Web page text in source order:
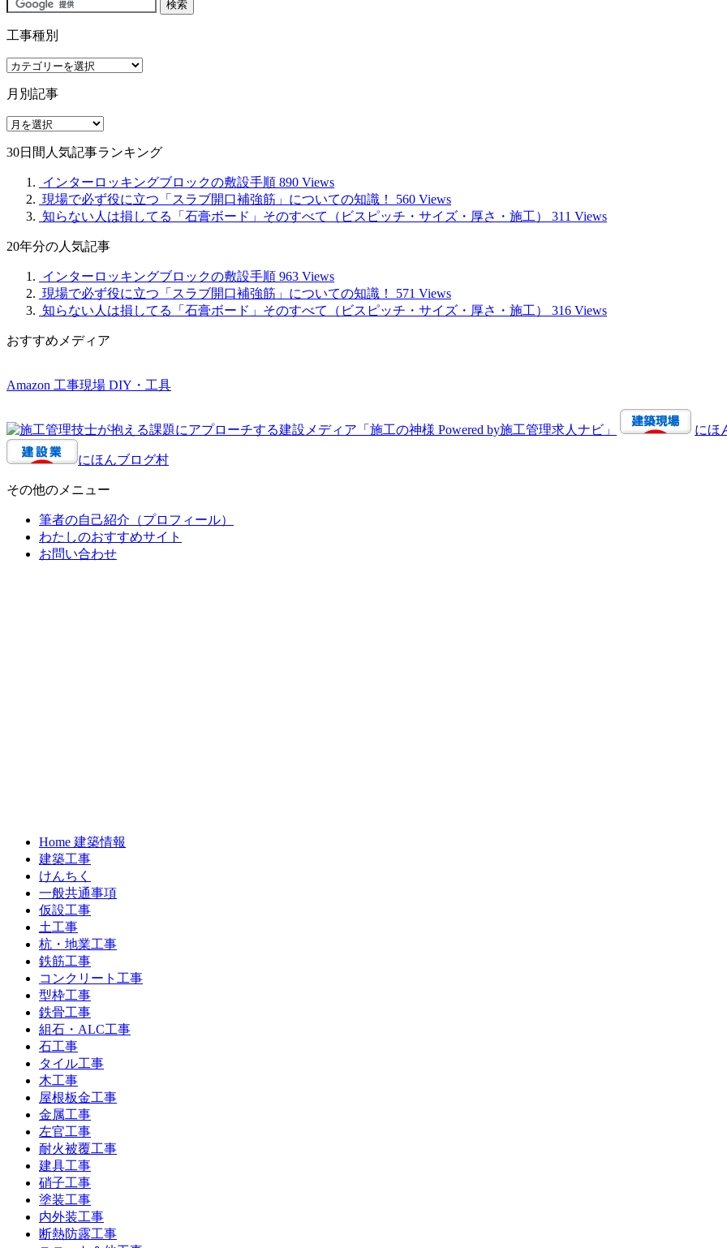
工事種別
工
種
別
月別記事
月
記
30日間人気記事ランキング
インターロッキングブロックの敷設手順 890 Views
現場で必ず役に立つ「スラブ開口補強筋」についての知識！
560 Views
知らない人は損してる「石膏ボード」そのすべて（ビスピッチ・サイズ・厚さ・施工）
311 Views
20年分の人気記事
インターロッキングブロックの敷設手順 963 Views
現場で必ず役に立つ「スラブ開口補強筋」についての知識！
571 Views
知らない人は損してる「石膏ボード」そのすべて（ビスピッチ・サイズ・厚さ・施工）
316 Views
おすすめメディア
Amazon 工事現場 DIY・工具
にほ
にほんブログ村
その他のメニュー
筆者の自己紹介（プロフィール）
わたしのおすすめサイト
お問い合わせ
Home 建築情報
建築工事
けんちく
一般共通事項
仮設工事
土工事
杭・地業工事
鉄筋工事
コンクリート工事
型枠工事
鉄骨工事
組石・ALC工事
石工事
タイル工事
木工事
屋根板金工事
金属工事
左官工事
耐火被覆工事
建具工事
硝子工事
塗装工事
内外装工事
断熱防露工事